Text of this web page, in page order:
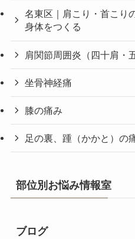
名東区｜肩こり・首こり
身体をつくる
肩関節周囲炎（四十肩・
坐骨神経痛
膝の痛み
足の裏、踵（かかと）の
部位別お悩み情報室
ブログ